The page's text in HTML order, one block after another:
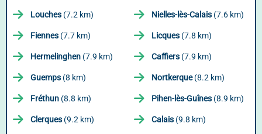
Louches (7.2 km) Nielles-lès-Calais (7.6 km)
Fiennes (7.7 km) Licques (7.8 km)
Hermelinghen (7.9 km) Caffiers (7.9 km)
Guemps (8 km) Nortkerque(8.2 km)
Fréthun (8.8 km) Pihen-lès-Guînes (8.9 km)
Clerques (9.2 km) Calais (9.8 km)